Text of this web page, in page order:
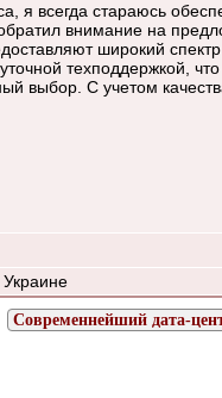
я всегда стараюсь
внимание на
широкий
техподдержкой,
выбор. С учетом
Современнейший дата-